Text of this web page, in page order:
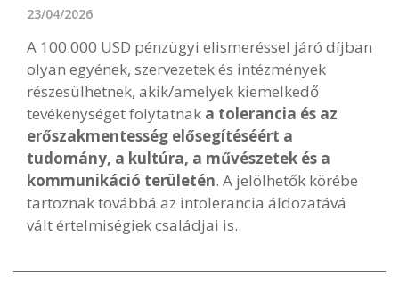
23/04/2026
A 100.000 USD pénzügyi elismeréssel járó díjban
olyan egyének, szervezetek és intézmények
részesülhetnek, akik/amelyek kiemelkedő
tevékenységet folytatnak a tolerancia és az
erőszakmentesség elősegítéséért a
tudomány, a kultúra, a művészetek és a
kommunikáció területén. A jelölhetők körébe
tartoznak továbbá az intolerancia áldozatává
vált értelmiségiek családjai is.